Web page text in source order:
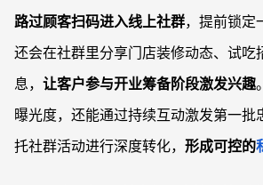
路过顾客扫码进入线上社群，提前锁定
还会在社群里分享门店装修动态、试吃
息， 让客户参与开业筹备阶段激发兴趣
曝光度，还能通过持续互动激发第一批
托社群活动进行深度转化， 形成可控的